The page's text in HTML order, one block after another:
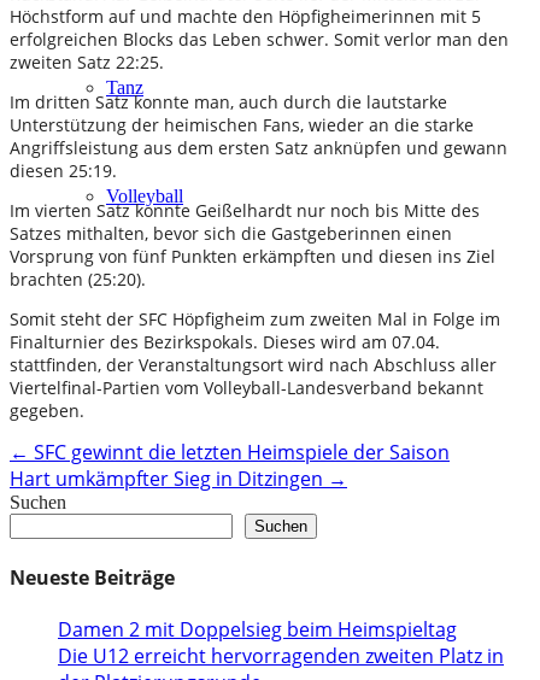
Tanz
Volleyball
Höchstform auf und machte den Höpfigheimerinnen mit 5
erfolgreichen Blocks das Leben schwer. Somit verlor man den
zweiten Satz 22:25.
Im dritten Satz konnte man, auch durch die lautstarke
Unterstützung der heimischen Fans, wieder an die starke
Angriffsleistung aus dem ersten Satz anknüpfen und gewann
diesen 25:19.
Im vierten Satz konnte Geißelhardt nur noch bis Mitte des
Satzes mithalten, bevor sich die Gastgeberinnen einen
Vorsprung von fünf Punkten erkämpften und diesen ins Ziel
brachten (25:20).
Somit steht der SFC Höpfigheim zum zweiten Mal in Folge im
Finalturnier des Bezirkspokals. Dieses wird am 07.04.
stattfinden, der Veranstaltungsort wird nach Abschluss aller
Viertelfinal-Partien vom Volleyball-Landesverband bekannt
gegeben.
Post
navigation
← SFC gewinnt die letzten Heimspiele der Saison
Hart umkämpfter Sieg in Ditzingen →
Suchen
Suchen
Neueste Beiträge
Damen 2 mit Doppelsieg beim Heimspieltag
Die U12 erreicht hervorragenden zweiten Platz in